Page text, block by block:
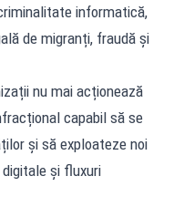
informatică,
de migranți, fraudă și
nu mai acționează
capabil să se
și să exploateze noi
și fluxuri